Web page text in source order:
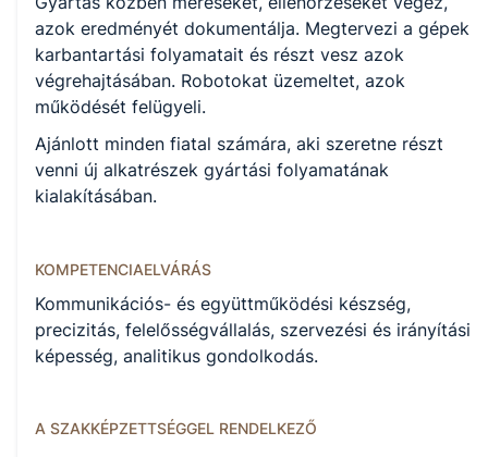
A képzést indító intézményeink
Székesfehérvári SZC Széchenyi István Műszaki Technikum
(igazgató: Gulyás Zoltán)
azok eredményét dokumentálja. Megtervezi a gépek
karbantartási folyamatait és részt vesz azok
végrehajtásában. Robotokat üzemeltet, azok
működését felügyeli.
Ajánlott minden fiatal számára, aki szeretne részt
venni új alkatrészek gyártási folyamatának
kialakításában.
KOMPETENCIAELVÁRÁS
Kommunikációs- és együttműködési készség,
precizitás, felelősségvállalás, szervezési és irányítási
képesség, analitikus gondolkodás.
A SZAKKÉPZETTSÉGGEL RENDELKEZŐ